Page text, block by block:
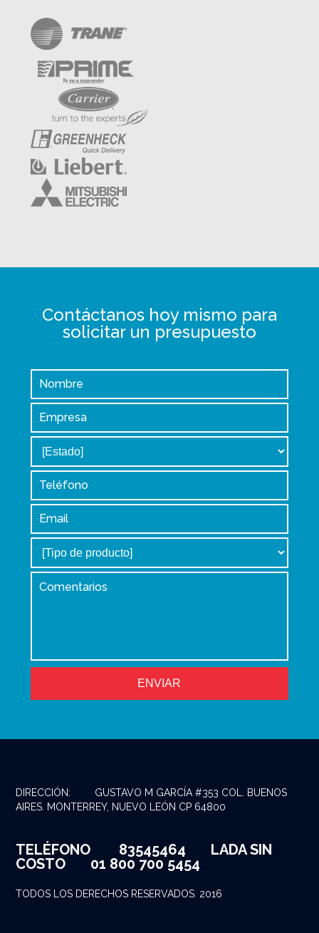
Contáctanos hoy mismo para
solicitar un presupuesto
DIRECCIÓN:
GUSTAVO M GARCÍA #353 COL. BUENOS
AIRES. MONTERREY, NUEVO LEÓN CP 64800
TELÉFONO 83545464
LADA SIN
COSTO
01 800 700 5454
TODOS LOS DERECHOS RESERVADOS. 2016